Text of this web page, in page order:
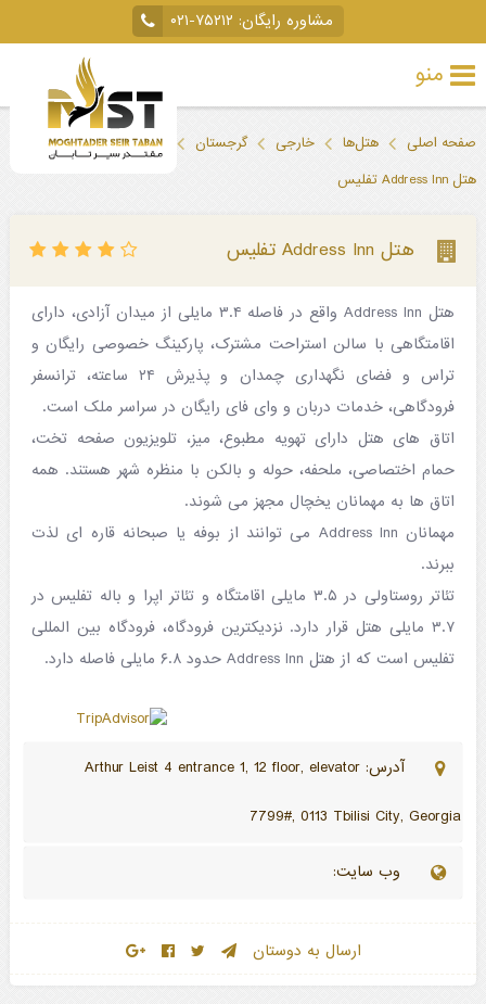
مشاوره رایگان: ۰۲۱-۷۵۲۱۲
منو
داخلی
لحظه
جاذبه‌های
گردشگری
صفحه اصلی هتل‌ها خارجی گرجستان
تفلیس
هتل Address Inn تفلیس
هتل Address Inn تفلیس
هتل Address Inn واقع در فاصله ۳.۴ مایلی از میدان آزادی، دارای
اقامتگاهی با سالن استراحت مشترک، پارکینگ خصوصی رایگان و
تراس و فضای نگهداری چمدان و پذیرش ۲۴ ساعته، ترانسفر
فرودگاهی، خدمات دربان و وای فای رایگان در سراسر ملک است.
اتاق های هتل دارای تهویه مطبوع، میز، تلویزیون صفحه تخت،
حمام اختصاصی، ملحفه، حوله و بالکن با منظره شهر هستند. همه
اتاق ها به مهمانان یخچال مجهز می شوند.
مهمانان Address Inn می توانند از بوفه یا صبحانه قاره ای لذت
ببرند.
تئاتر روستاولی در ۳.۵ مایلی اقامتگاه و تئاتر اپرا و باله تفلیس در
۳.۷ مایلی هتل قرار دارد. نزدیکترین فرودگاه، فرودگاه بین المللی
تفلیس است که از هتل Address Inn حدود ۶.۸ مایلی فاصله دارد.
آدرس: Arthur Leist 4 entrance 1, 12 floor, elevator
7799#, 0113 Tbilisi City, Georgia
وب سایت:
ارسال به دوستان